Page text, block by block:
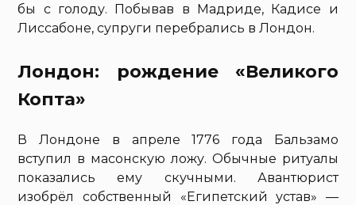
бы с голоду. Побывав в Мадриде, Кадисе и
Лиссабоне, супруги перебрались в Лондон.
Лондон: рождение «Великого
Копта»
В Лондоне в апреле 1776 года Бальзамо
вступил в масонскую ложу. Обычные ритуалы
показались ему скучными. Авантюрист
изобрёл собственный «Египетский устав» —